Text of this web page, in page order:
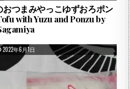
おつまみやっこゆずおろポン
with Yuzu and Ponzu by
PUBLISHED DATE:
2022年6月1日